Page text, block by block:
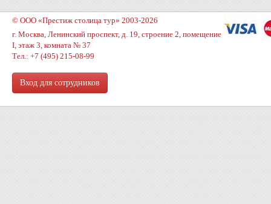
© ООО «Престиж столица тур» 2003-2026
г. Москва, Ленинский проспект, д. 19, строение 2, помещение
I, этаж 3, комната № 37
Тел.: +7 (495) 215-08-99
Вход для сотрудников